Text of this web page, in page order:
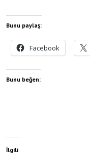
Bunu paylaş:
Facebook
Bunu beğen:
İlgili